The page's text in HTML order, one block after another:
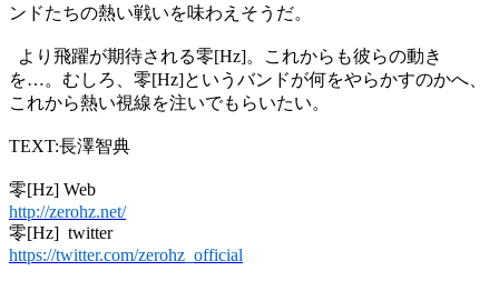
ンドたちの熱い戦いを味わえそうだ。
より飛躍が期待される零[Hz]。これからも彼らの動き
を…。むしろ、零[Hz]というバンドが何をやらかすのかへ、
これから熱い視線を注いでもらいたい。
TEXT:長澤智典
零[Hz] Web
http://zerohz.net/
零[Hz] twitter
https://twitter.com/zerohz_official